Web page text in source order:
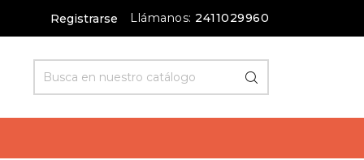
Registrarse Llámanos: 2411029960